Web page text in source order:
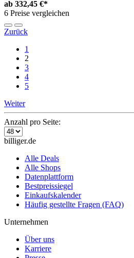
ab 332,45 €*
6 Preise vergleichen
Zurück
1
2
3
4
5
Weiter
Anzahl pro Seite:
billiger.de
Alle Deals
Alle Shops
Datenplattform
Bestpreissiegel
Einkaufskalender
Häufig gestellte Fragen (FAQ)
Unternehmen
Über uns
Karriere